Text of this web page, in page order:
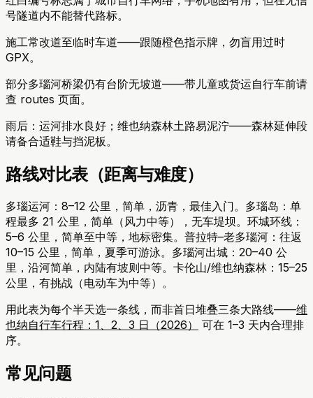
号隧道内不能替代路标。
施工常改道至临时车道——跟随橙色指示牌，勿盲用过时
GPX。
部分多瑙河桥梁仍有台阶无坡道——带儿童或货运自行车前请
查 routes 页面。
雨后：运河排水良好；维也纳森林土路易泥泞——森林延伸段
请备合适鞋与挡泥板。
路线对比表（距离与难度）
多瑙运河：8–12 公里，简单，沥青，最佳入门。多瑙岛：单
程最多 21 公里，简单（风力中等），无车堤坝。环城环线：
5–6 公里，简单至中等，地标密集。普拉特–老多瑙河：往返
10–15 公里，简单，夏季可游泳。多瑙河出城：20–40 公
里，沿河简单，内陆有坡则中等。卡伦山/维也纳森林：15–25
公里，有挑战（电动车为中等）。
用此表为每个半天选一条线，而非首日堆叠三条大路线——维
也纳自行车行程：1、2、3 日（2026）
可在 1–3 天内合理排
序。
常见问题